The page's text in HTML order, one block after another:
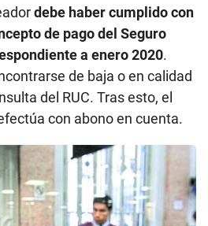
debe haber cumplido con
de pago del Seguro
a enero 2020.
de baja o en calidad
del RUC. Tras esto, el
con abono en cuenta.